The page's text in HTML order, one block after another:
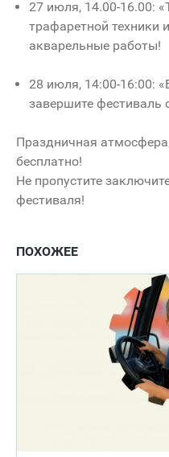
27 июля, 14.00-16.00:
трафаретной техники
акварельные работы!
28 июля, 14:00-16:00:
завершите
Праздничная
бесплатно!
Не пропустите
фестиваля!
ПОХОЖЕЕ